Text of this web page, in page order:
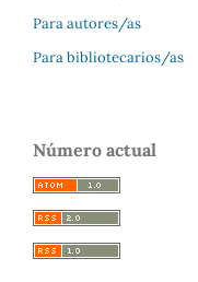
Para autores/as
Para bibliotecarios/as
Número actual